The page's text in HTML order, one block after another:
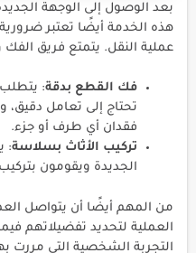
بعد الوصول إلى الوجهة
هذه الخدمة أيضًا تعتبر
عملية النقل. يتمتع فريق
فك القطع بدقة: يتطلب
تحتاج إلى تعامل
فقدان أي طرف أو جزء.
تركيب الأثاث بسلاسة:
الجديدة ويقومون
من المهم أيضًا أن يتواصل
العملية لتحديد تفضيلاتهم
التجربة الشخصية التي مررت